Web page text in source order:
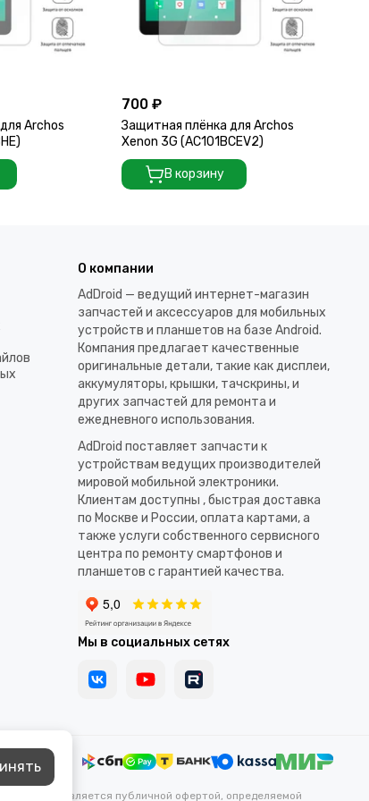
Archos
700 ₽
Защитная плёнка для Archos
Xenon 3G (AC101BCEV2)
В корзину
О компании
AdDroid — ведущий интернет-магазин
запчастей и аксессуаров для мобильных
устройств и планшетов на базе Android.
Компания предлагает качественные
оригинальные детали, такие как дисплеи,
аккумуляторы, крышки, тачскрины, и
других запчастей для ремонта и
ежедневного использования.​
AdDroid поставляет запчасти к
устройствам ведущих производителей
мировой мобильной электроники.
Клиентам доступны , быстрая доставка
по Москве и России, оплата картами, а
также услуги собственного сервисного
центра по ремонту смартфонов и
планшетов с гарантией качества.
Мы в социальных сетях
не является публичной офертой, определяемой